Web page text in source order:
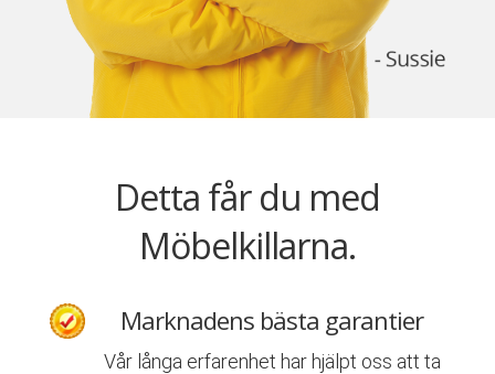
Detta får du med
Möbelkillarna.
Marknadens bästa garantier
Vår långa erfarenhet har hjälpt oss att ta